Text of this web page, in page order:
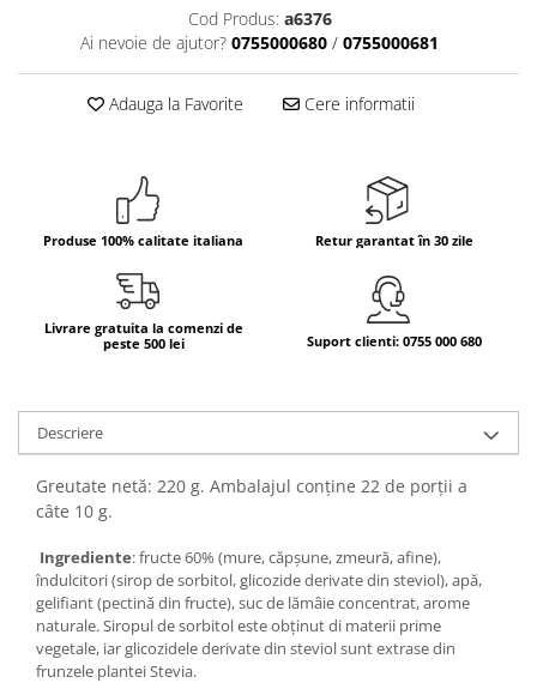
Bere italiana
Vinuri italiene
Bauturi aperitive, alcoolice
Panettone cozonac italian,
Pandoro si Balocco
Produse fara gluten
Produse de panificatie
Produse de patiserie
Cod Produs: a6376
Ai nevoie de ajutor? 0755000680 / 0755000681
Adauga la Favorite Cere informatii
Produse 100% calitate italiana Retur garantat în 30 zile
Livrare gratuita la comenzi de
peste 500 lei
Suport clienti: 0755 000 680
Descriere
Greutate netă: 220 g. Ambalajul conține 22 de porții a
câte 10 g.
Ingrediente: fructe 60% (mure, căpșune, zmeură, afine),
îndulcitori (sirop de sorbitol, glicozide derivate din steviol), apă,
gelifiant (pectină din fructe), suc de lămâie concentrat, arome
naturale. Siropul de sorbitol este obținut di materii prime
vegetale, iar glicozidele derivate din steviol sunt extrase din
frunzele plantei Stevia.